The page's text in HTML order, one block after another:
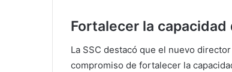
Fortalecer la
La SSC destacó que el nuevo
compromiso de fortalecer la